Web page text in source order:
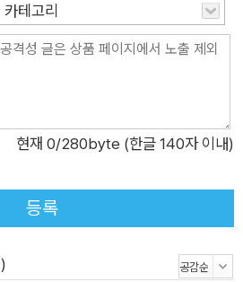
카테고리
현재 0/280byte (한글 140자 이내)
등록